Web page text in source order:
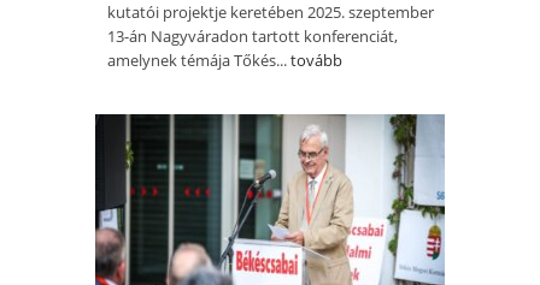
kutatói projektje keretében 2025. szeptember
13-án Nagyváradon tartott konferenciát,
amelynek témája Tőkés...tovább